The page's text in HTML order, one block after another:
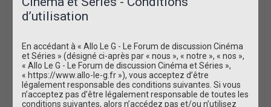
d’utilisation
En accédant à « Allo Le G - Le Forum de discussion Cinéma
et Séries » (désigné ci-après par « nous », « notre », « nos »,
« Allo Le G - Le Forum de discussion Cinéma et Séries »,
« https://www.allo-le-g.fr »), vous acceptez d’être
légalement responsable des conditions suivantes. Si vous
n’acceptez pas d’être légalement responsable de toutes les
conditions suivantes, alors n’accédez pas et/ou n’utilisez